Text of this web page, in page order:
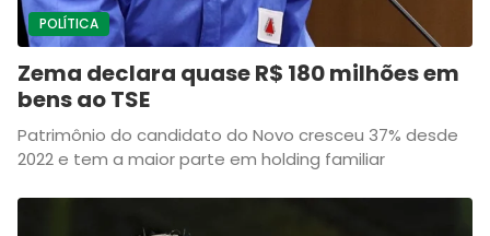
POLÍTICA
Zema declara quase R$ 180 milhões em
bens ao TSE
Patrimônio do candidato do Novo cresceu 37% desde
2022 e tem a maior parte em holding familiar